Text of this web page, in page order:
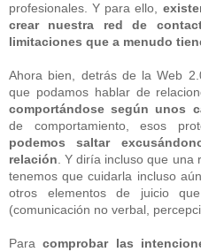
profesionales. Y para ello,
crear nuestra red de
limitaciones que a menudo
Ahora bien, detrás de la Web
que podamos hablar de
comportándose según unos
de comportamiento, esos
podemos saltar
relación. Y diría incluso que una
tenemos que cuidarla incluso
otros elementos de juicio
(comunicación no verbal,
Paracomprobar las